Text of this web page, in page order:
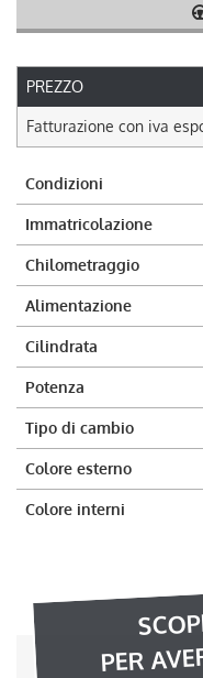
PREZZO
Fatturazione con iva
Condizioni
Immatricolazione
Chilometraggio
Alimentazione
Cilindrata
Potenza
Tipo di cambio
Colore esterno
Colore interni
PER